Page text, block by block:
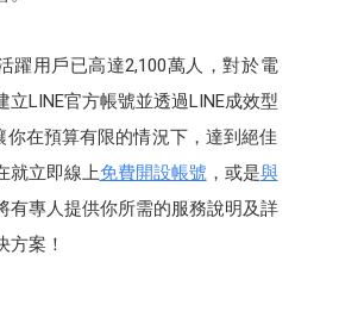
躍用戶已高達2,100萬人，對於電
立LINE官方帳號並透過LINE成效型
你在預算有限的情況下，達到絕佳
就立即線上免費開設帳號，或是與
有專人提供你所需的服務說明及詳
方案！